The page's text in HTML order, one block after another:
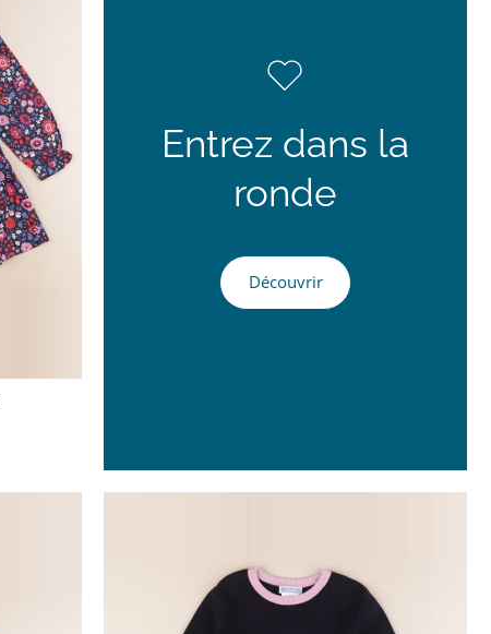
Entrez dans la
ronde
Découvrir